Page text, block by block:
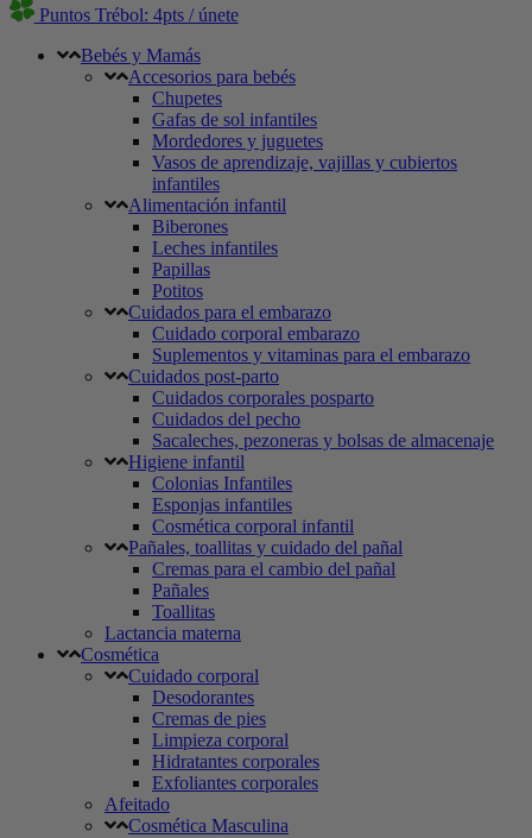
Puntos Trébol: 4pts / únete
Bebés y Mamás
Accesorios para bebés
Chupetes
Gafas de sol infantiles
Mordedores y juguetes
Vasos de aprendizaje, vajillas y cubiertos
infantiles
Alimentación infantil
Biberones
Leches infantiles
Papillas
Potitos
Cuidados para el embarazo
Cuidado corporal embarazo
Suplementos y vitaminas para el embarazo
Cuidados post-parto
Cuidados corporales posparto
Cuidados del pecho
Sacaleches, pezoneras y bolsas de almacenaje
Higiene infantil
Colonias Infantiles
Esponjas infantiles
Cosmética corporal infantil
Pañales, toallitas y cuidado del pañal
Cremas para el cambio del pañal
Pañales
Toallitas
Lactancia materna
Cosmética
Cuidado corporal
Desodorantes
Cremas de pies
Limpieza corporal
Hidratantes corporales
Exfoliantes corporales
Afeitado
Cosmética Masculina